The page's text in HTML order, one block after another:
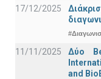
17/12/2025
11/11/2025
Δύο
and